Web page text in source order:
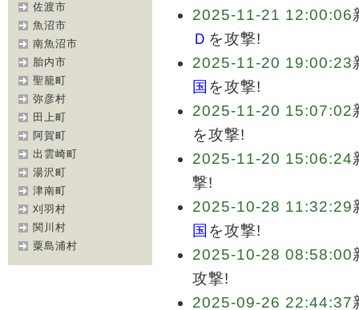
佐渡市
魚沼市
南魚沼市
胎内市
聖籠町
弥彦村
田上町
阿賀町
出雲崎町
湯沢町
津南町
刈羽村
関川村
粟島浦村
2025-11-21 12:00:06
Ｄ を攻撃!
2025-11-20 19:00:23
国 を攻撃!
2025-11-20 15:07:02
を攻撃!
2025-11-20 15:06:24
撃!
2025-10-28 11:32:29
国 を攻撃!
2025-10-28 08:58:00
攻撃!
2025-09-26 22:44:37